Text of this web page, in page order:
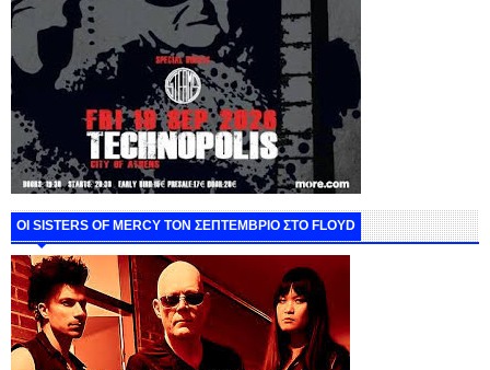
ΟΙ SISTERS OF MERCY ΤΟΝ ΣΕΠΤΕΜΒΡΙΟ ΣΤΟ FLOYD